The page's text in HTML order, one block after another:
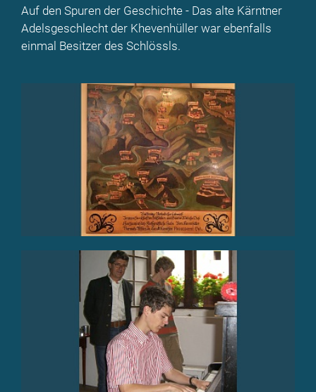
Auf den Spuren der Geschichte - Das alte Kärntner
Adelsgeschlecht der Khevenhüller war ebenfalls
einmal Besitzer des Schlössls.